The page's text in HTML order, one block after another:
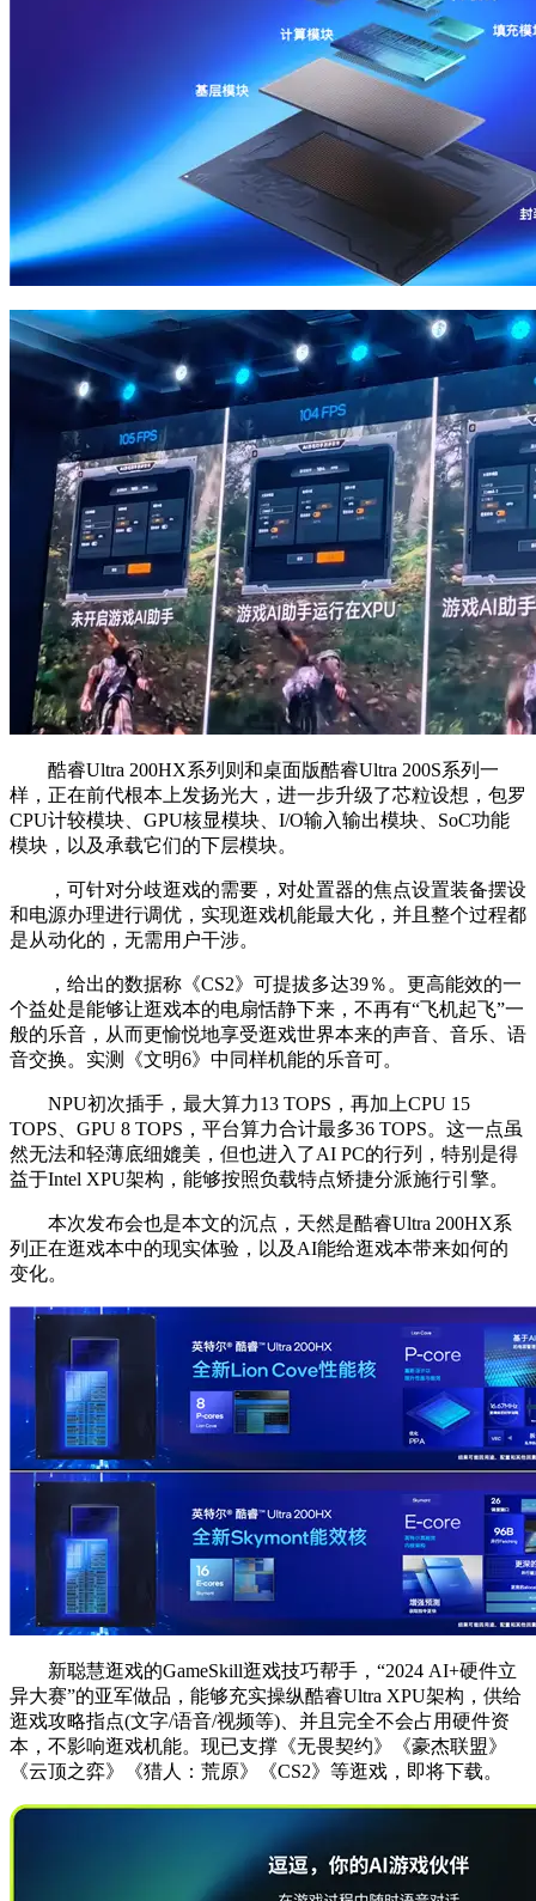
酷睿Ultra 200HX系列则和桌面版酷睿Ultra 200S系列一
样，正在前代根本上发扬光大，进一步升级了芯粒设想，包罗
CPU计较模块、GPU核显模块、I/O输入输出模块、SoC功能
模块，以及承载它们的下层模块。
，可针对分歧逛戏的需要，对处置器的焦点设置装备摆设
和电源办理进行调优，实现逛戏机能最大化，并且整个过程都
是从动化的，无需用户干涉。
，给出的数据称《CS2》可提拔多达39％。更高能效的一
个益处是能够让逛戏本的电扇恬静下来，不再有“飞机起飞”一
般的乐音，从而更愉悦地享受逛戏世界本来的声音、音乐、语
音交换。实测《文明6》中同样机能的乐音可。
NPU初次插手，最大算力13 TOPS，再加上CPU 15
TOPS、GPU 8 TOPS，平台算力合计最多36 TOPS。这一点虽
然无法和轻薄底细媲美，但也进入了AI PC的行列，特别是得
益于Intel XPU架构，能够按照负载特点矫捷分派施行引擎。
本次发布会也是本文的沉点，天然是酷睿Ultra 200HX系
列正在逛戏本中的现实体验，以及AI能给逛戏本带来如何的
变化。
新聪慧逛戏的GameSkill逛戏技巧帮手，“2024 AI+硬件立
异大赛”的亚军做品，能够充实操纵酷睿Ultra XPU架构，供给
逛戏攻略指点(文字/语音/视频等)、并且完全不会占用硬件资
本，不影响逛戏机能。现已支撑《无畏契约》《豪杰联盟》
《云顶之弈》《猎人：荒原》《CS2》等逛戏，即将下载。